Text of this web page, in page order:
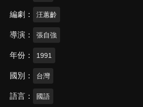
編劇 汪蕙齡
導演 張自強
年份 1991
國別 台灣
語言 國語